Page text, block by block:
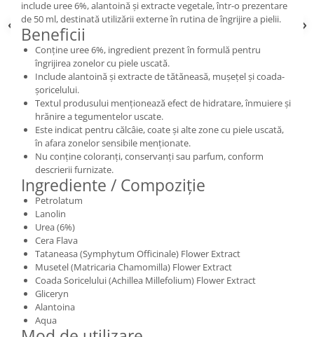
include uree 6%, alantoină și extracte vegetale, într-o prezentare
de 50 ml, destinată utilizării externe în rutina de îngrijire a pielii.
Beneficii
Conține uree 6%, ingredient prezent în formulă pentru
îngrijirea zonelor cu piele uscată.
Include alantoină și extracte de tătăneasă, mușețel și coada-
șoricelului.
Textul produsului menționează efect de hidratare, înmuiere și
hrănire a tegumentelor uscate.
Este indicat pentru călcâie, coate și alte zone cu piele uscată,
în afara zonelor sensibile menționate.
Nu conține coloranți, conservanți sau parfum, conform
descrierii furnizate.
Ingrediente / Compoziție
Petrolatum
Lanolin
Urea (6%)
Cera Flava
Tataneasa (Symphytum Officinale) Flower Extract
Musetel (Matricaria Chamomilla) Flower Extract
Coada Soricelului (Achillea Millefolium) Flower Extract
Gliceryn
Alantoina
Aqua